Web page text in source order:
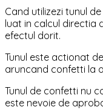
Cand utilizezi tunul
luat in calcul directia
efectul dorit.
Tunul este actionat
aruncand confetti la
Tunul de confetti nu
este nevoie de